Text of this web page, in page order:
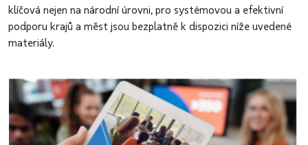
klíčová nejen na národní úrovni, pro systémovou a efektivní
podporu krajů a měst jsou bezplatně k dispozici níže uvedené
materiály.